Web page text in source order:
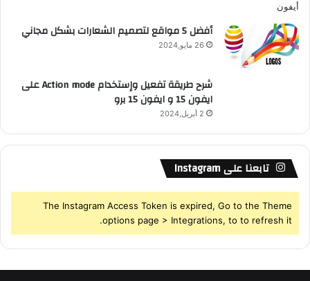
أفضل 5 مواقع لتصميم الشعارات بشكل مجاني
26 مايو,2024
شرح طريقة تفعيل وإستخدام Action mode على
ايفون 15 و ايفون 15 برو
2 أبريل,2024
تابعنا على Instagram
The Instagram Access Token is expired, Go to the Theme
options page > Integrations, to to refresh it.